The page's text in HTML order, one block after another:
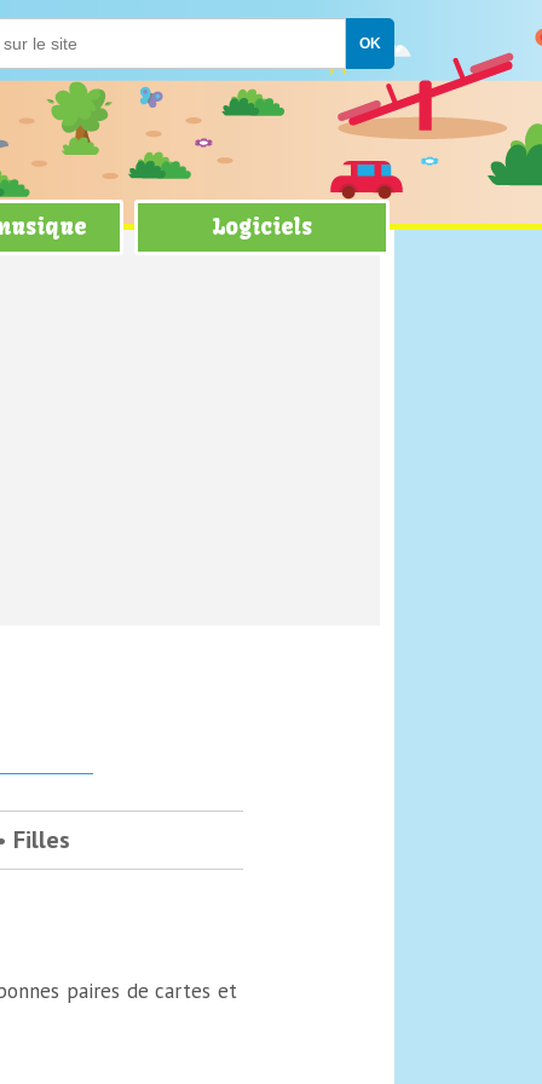
Logiciels
Filles
paires de cartes et